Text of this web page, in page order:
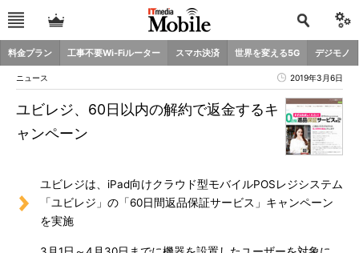
料金プラン 工事不要Wi-Fiルーター スマホ決済 世界を変える5G デジモノ
ニュース 2019年3月6日
ユビレジ、60日以内の解約で返金するキ
ャンペーン
ユビレジは、iPad向けクラウド型モバイルPOSレジシステム
「ユビレジ」の「60日間返品保証サービス」キャンペーン
を実施